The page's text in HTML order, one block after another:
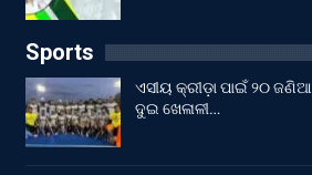
Sports
ଏସୀୟ କ୍ରୀଡ଼ା ପାଇଁ ୨୦
ଦୁଇ ଖେଳାଳୀ…